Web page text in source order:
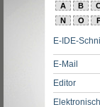
A B
N
O
E-IDE-
E-Mail
Editor